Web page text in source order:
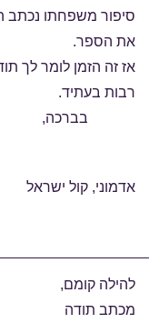
סיפור משפחתו נכתב
את הספר.
אז זה הזמן לומר לך
בברכה,
אדמוני, קול ישראל
להילה קומם,
מכתב תודה